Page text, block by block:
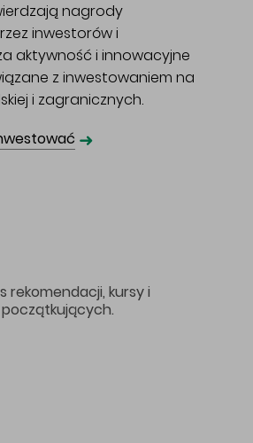
nagrody
inwestorów i
aktywność i innowacyjne
z inwestowaniem na
i zagranicznych.
➜
rekomendacji, kursy i